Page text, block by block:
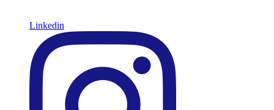
Linkedin